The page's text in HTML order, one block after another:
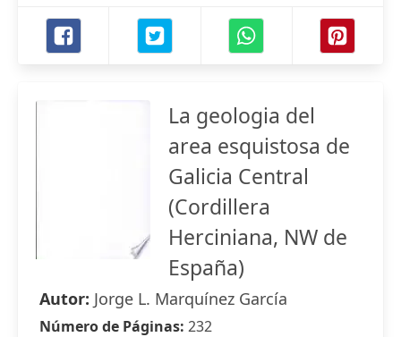
La geologia del
area esquistosa de
Galicia Central
(Cordillera
Herciniana, NW de
España)
Autor: Jorge L. Marquínez García
Número de Páginas: 232